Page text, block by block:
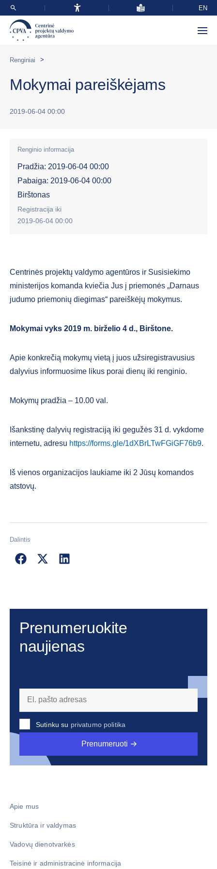
EN
Renginiai >
Mokymai pareiškėjams
2019-06-04 00:00
Renginio informacija
Pradžia: 2019-06-04 00:00
Pabaiga: 2019-06-04 00:00
Birštonas
Registracija iki
2019-06-04 00:00
Centrinės projektų valdymo agentūros ir Susisiekimo
ministerijos komanda kviečia Jus į priemonės „Darnaus
judumo priemonių diegimas“ pareiškėjų mokymus.
Mokymai vyks 2019 m. birželio 4 d., Birštone.
Apie konkrečią mokymų vietą į juos užsiregistravusius
dalyvius informuosime likus porai dienų iki renginio.
Mokymų pradžia – 10.00 val.
Išankstinę dalyvių registraciją iki gegužės 31 d. vykdome
internetu, adresu https://forms.gle/1dXBrLTwFGiGF76b9.
Iš vienos organizacijos laukiame iki 2 Jūsų komandos
atstovų.
Dalintis
Prenumeruokite
naujienas
Sutinku su privatumo politika
Prenumeruoti
Apie mus
Struktūra ir valdymas
Vadovų dienotvarkės
Teisinė ir administracinė informacija